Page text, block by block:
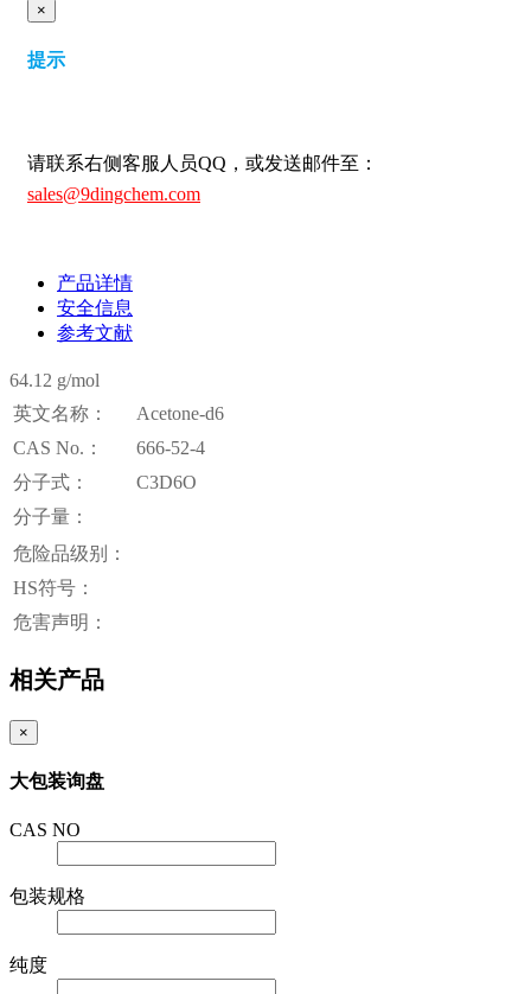
×
提示
请联系右侧客服人员QQ，或发送邮件至：
sales@9dingchem.com
产品详情
安全信息
参考文献
64.12 g/mol
英文名称：
Acetone-d6
CAS No.：
666-52-4
分子式：
C3D6O
分子量：
危险品级别：
HS符号：
危害声明：
相关产品
×
大包装询盘
CAS NO
包装规格
纯度